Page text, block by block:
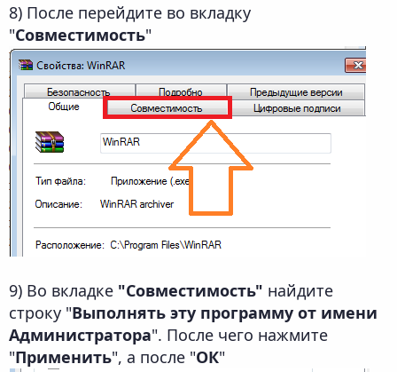
8) После перейдите во вкладку
"Совместимость"
9) Во вкладке "Совместимость" найдите
строку "Выполнять эту программу от имени
Администратора". После чего нажмите
"Применить", а после "ОК"